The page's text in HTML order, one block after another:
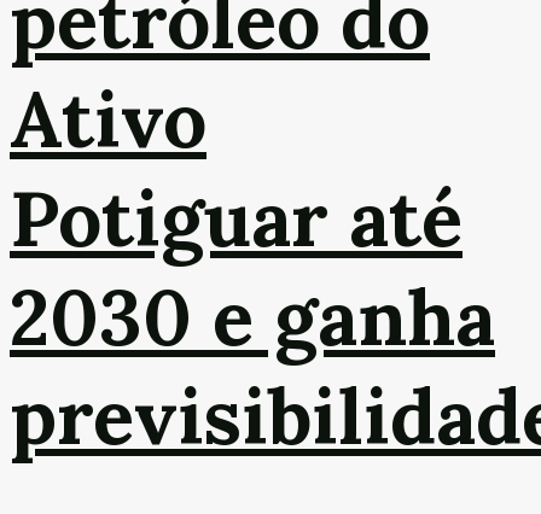
petróleo do
Ativo
Potiguar até
2030 e ganha